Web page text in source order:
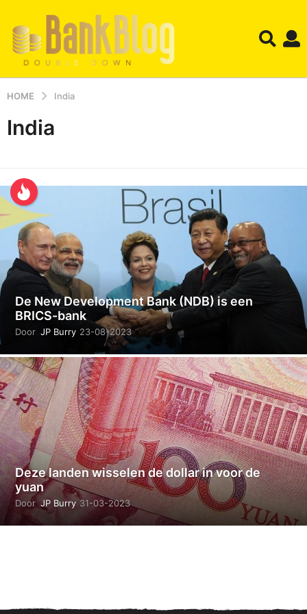
HOME India
India
De New Development Bank (NDB) is een
BRICS-bank
Door JP Burry 23-08-20230
3
-
1
0
-
2
0
2
4
Deze landen wisselen de dollar in voor de
yuan
Door JP Burry 31-03-20232
8
-
2